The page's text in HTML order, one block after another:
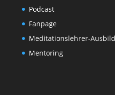
Podcast
Fanpage
Meditationslehrer-
Mentoring